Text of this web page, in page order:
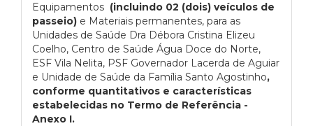
Equipamentos (incluindo 02 (dois) veículos de
passeio) e Materiais permanentes, para as
Unidades de Saúde Dra Débora Cristina Elizeu
Coelho, Centro de Saúde Água Doce do Norte,
ESF Vila Nelita, PSF Governador Lacerda de Aguiar
e Unidade de Saúde da Família Santo Agostinho,
conforme quantitativos e características
estabelecidas no Termo de Referência -
Anexo I.